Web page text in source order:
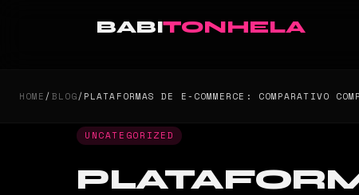
BABITONHELA
HOME/BLOG/PLATAFORMAS DE E-COMMERCE: COMPARATIVO
UNCATEGORIZED